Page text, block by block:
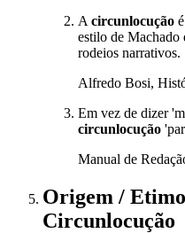
A circunlocução
estilo de Machado
rodeios narrativos.
Alfredo Bosi,
Em vez de dizer
circunlocução
Manual de
Origem /
Circunlocução